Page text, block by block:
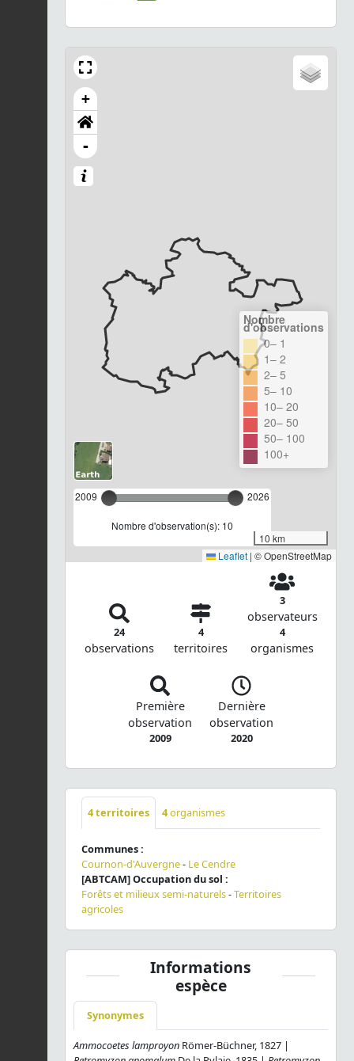
+
-
2009 2026
Nombre d'observation(s): 10
Nombre
d'observations
0– 1
1– 2
2– 5
5– 10
10– 20
20– 50
50– 100
100+
10 km
Leaflet | © OpenStreetMap
24
observations
4
territoires
3
observateurs
4
organismes
Première
observation
2009
Dernière
observation
2020
4territoires 4organismes
Communes :
Cournon-d'Auvergne- Le Cendre
[ABTCAM] Occupation du sol :
Forêts et milieux semi-naturels-Territoires
agricoles
Informations
espèce
Synonymes
Ammocoetes lamproyon Römer-Büchner, 1827 |